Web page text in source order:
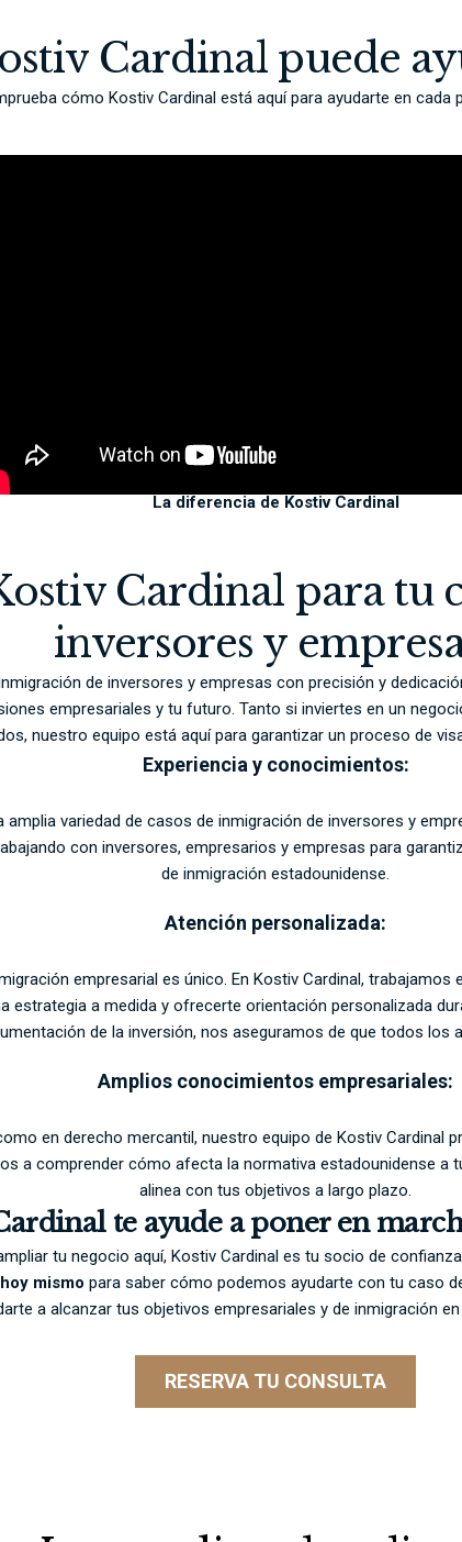
Cardinal puede
cómo Kostiv Cardinal está aquí para ayudarte en cada
La diferencia de Kostiv Cardinal
Cardinal para tu
inversores y
de inversores y empresas con precisión y
empresariales y tu futuro. Tanto si inviertes en un
nuestro equipo está aquí para garantizar un proceso de
Experiencia y conocimientos:
variedad de casos de inmigración de inversores y
con inversores, empresarios y empresas para
de inmigración estadounidense.
Atención personalizada:
empresarial es único. En Kostiv Cardinal,
estrategia a medida y ofrecerte orientación personalizada
de la inversión, nos aseguramos de que todos
Amplios conocimientos empresariales:
en derecho mercantil, nuestro equipo de Kostiv Cardinal
a comprender cómo afecta la normativa estadounidense
alinea con tus objetivos a largo plazo.
te ayude a poner en
tu negocio aquí, Kostiv Cardinal es tu socio de
mismo para saber cómo podemos ayudarte con tu caso
a alcanzar tus objetivos empresariales y de inmigración
RESERVA TU CONSULTA